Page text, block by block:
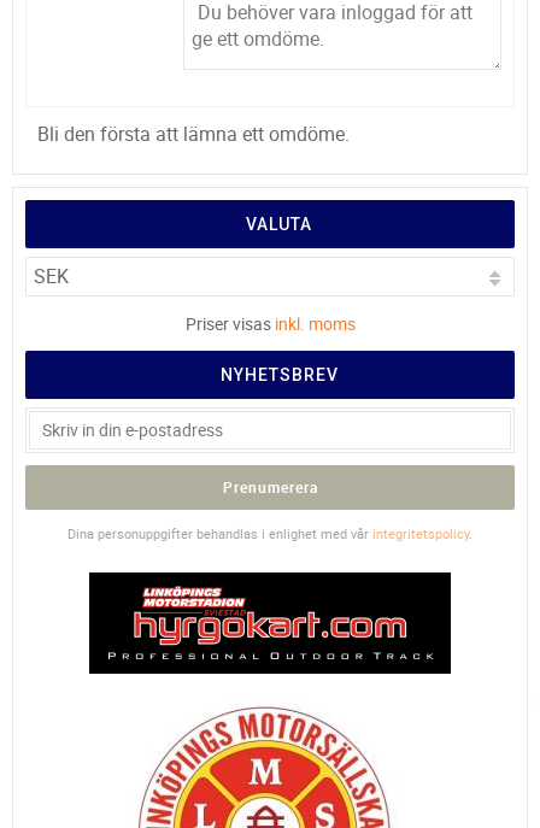
Bli den första att lämna ett omdöme.
VALUTA
Priser visas inkl. moms
NYHETSBREV
Prenumerera
Dina personuppgifter behandlas i enlighet med vår integritetspolicy.